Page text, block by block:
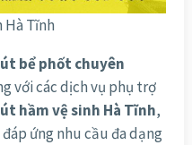
Tĩnh
bể phốt chuyên
với các dịch vụ phụ trợ
hầm vệ sinh Hà Tĩnh,
đáp ứng nhu cầu đa dạng